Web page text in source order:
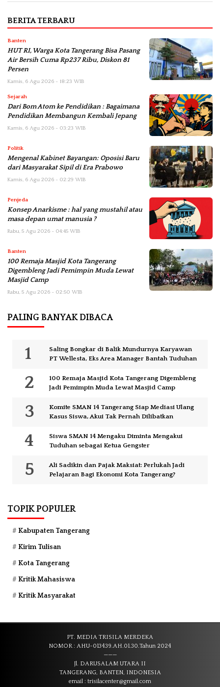
BERITA TERBARU
Banten
HUT RI, Warga Kota Tangerang Bisa Pasang
Air Bersih Cuma Rp237 Ribu, Diskon 81
Persen
Kamis, 6 Agu 2026 - 18:23 WIB
Sejarah
Dari Bom Atom ke Pendidikan : Bagaimana
Pendidikan Membangun Kembali Jepang
Kamis, 6 Agu 2026 - 03:23 WIB
Politik
Mengenal Kabinet Bayangan: Oposisi Baru
dari Masyarakat Sipil di Era Prabowo
Kamis, 6 Agu 2026 - 02:29 WIB
Penjeda
Konsep Anarkisme : hal yang mustahil atau
masa depan umat manusia ?
Rabu, 5 Agu 2026 - 04:45 WIB
Banten
100 Remaja Masjid Kota Tangerang
Digembleng Jadi Pemimpin Muda Lewat
Masjid Camp
Rabu, 5 Agu 2026 - 02:50 WIB
PALING BANYAK DIBACA
Saling Bongkar di Balik Mundurnya Karyawan
PT Wellesta, Eks Area Manager Bantah Tuduhan
100 Remaja Masjid Kota Tangerang Digembleng
Jadi Pemimpin Muda Lewat Masjid Camp
Komite SMAN 14 Tangerang Siap Mediasi Ulang
Kasus Siswa, Akui Tak Pernah Dilibatkan
Siswa SMAN 14 Mengaku Diminta Mengakui
Tuduhan sebagai Ketua Gengster
Ali Sadikin dan Pajak Maksiat: Perlukah Jadi
Pelajaran Bagi Ekonomi Kota Tangerang?
TOPIK POPULER
Kabupaten Tangerang
Kirim Tulisan
Kota Tangerang
Kritik Mahasiswa
Kritik Masyarakat
PT. MEDIA TRISILA MERDEKA
NOMOR : AHU-013439.AH.01.30.Tahun 2024
———
Jl. DARUSALAM UTARA II
TANGERANG, BANTEN, INDONESIA
email : trisilacenter@gmail.com